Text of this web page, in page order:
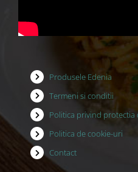
Produsele Edenia
Termeni si conditii
Politica privind
Politica de cookie-uri
Contact